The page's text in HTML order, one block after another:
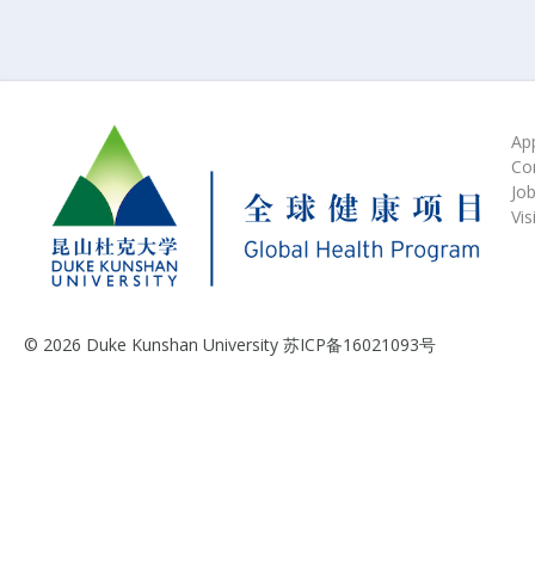
© 2026 Duke Kunshan University 苏ICP备16021093号